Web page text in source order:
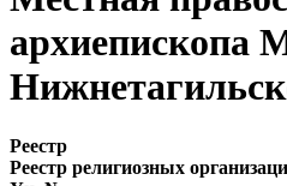
архиепископа
Реестр
Реестр религиозных